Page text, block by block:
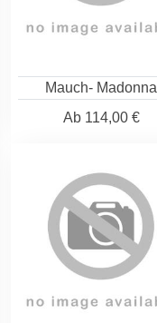
Mauch- Madonna
Ab114,00 €